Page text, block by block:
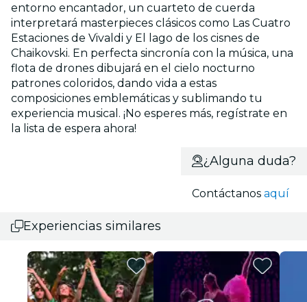
entorno encantador, un cuarteto de cuerda
interpretará masterpieces clásicos como Las Cuatro
Estaciones de Vivaldi y El lago de los cisnes de
Chaikovski. En perfecta sincronía con la música, una
flota de drones dibujará en el cielo nocturno
patrones coloridos, dando vida a estas
composiciones emblemáticas y sublimando tu
experiencia musical. ¡No esperes más, regístrate en
la lista de espera ahora!
¿Alguna duda?
Contáctanosaquí
Experiencias similares